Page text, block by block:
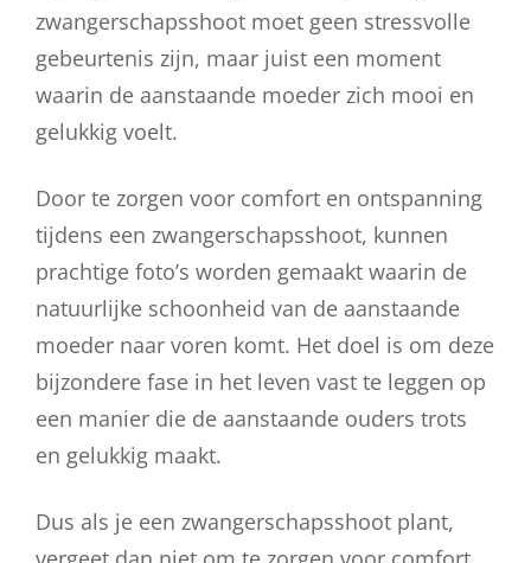
zwangerschapsshoot moet geen stressvolle
gebeurtenis zijn, maar juist een moment
waarin de aanstaande moeder zich mooi en
gelukkig voelt.
Door te zorgen voor comfort en ontspanning
tijdens een zwangerschapsshoot, kunnen
prachtige foto’s worden gemaakt waarin de
natuurlijke schoonheid van de aanstaande
moeder naar voren komt. Het doel is om deze
bijzondere fase in het leven vast te leggen op
een manier die de aanstaande ouders trots
en gelukkig maakt.
Dus als je een zwangerschapsshoot plant,